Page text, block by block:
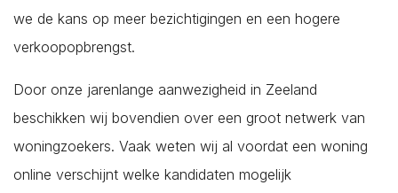
we de kans op meer bezichtigingen en een hogere
verkoopopbrengst.
Door onze jarenlange aanwezigheid in Zeeland
beschikken wij bovendien over een groot netwerk van
woningzoekers. Vaak weten wij al voordat een woning
online verschijnt welke kandidaten mogelijk
Waarde
Wemeldinge
Westkapelle
Wilhelminadorp